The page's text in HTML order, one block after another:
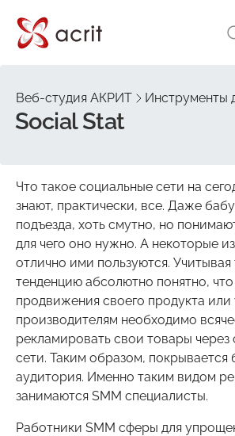
Веб-студия АКРИТ Инструменты
Social Stat
Что такое социальные сети на
знают, практически, все. Даже
подъезда, хоть смутно, но
для чего оно нужно. А некоторые
отлично ими пользуются. Учитывая
тенденцию абсолютно понятно, что
продвижения своего продукта или
производителям необходимо
рекламировать свои товары через
сети. Таким образом, покрывается
аудитория. Именно таким видом
занимаются SMM специалисты.
Работники SMM сферы для